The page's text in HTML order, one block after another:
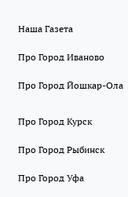
Наша Газета
Про Город Иваново
Про Город Йошкар-Ола
Про Город Курск
Про Город Рыбинск
Про Город Уфа